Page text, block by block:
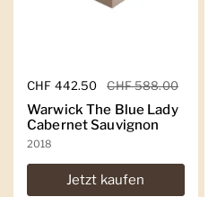
Regulärer Preis
CHF 442.50 Sale-Preis
CHF 588.00
Warwick The Blue Lady
Cabernet Sauvignon
2018
Jetzt kaufen